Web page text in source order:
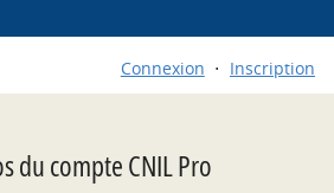
Connexion Inscription
du compte CNIL Pro